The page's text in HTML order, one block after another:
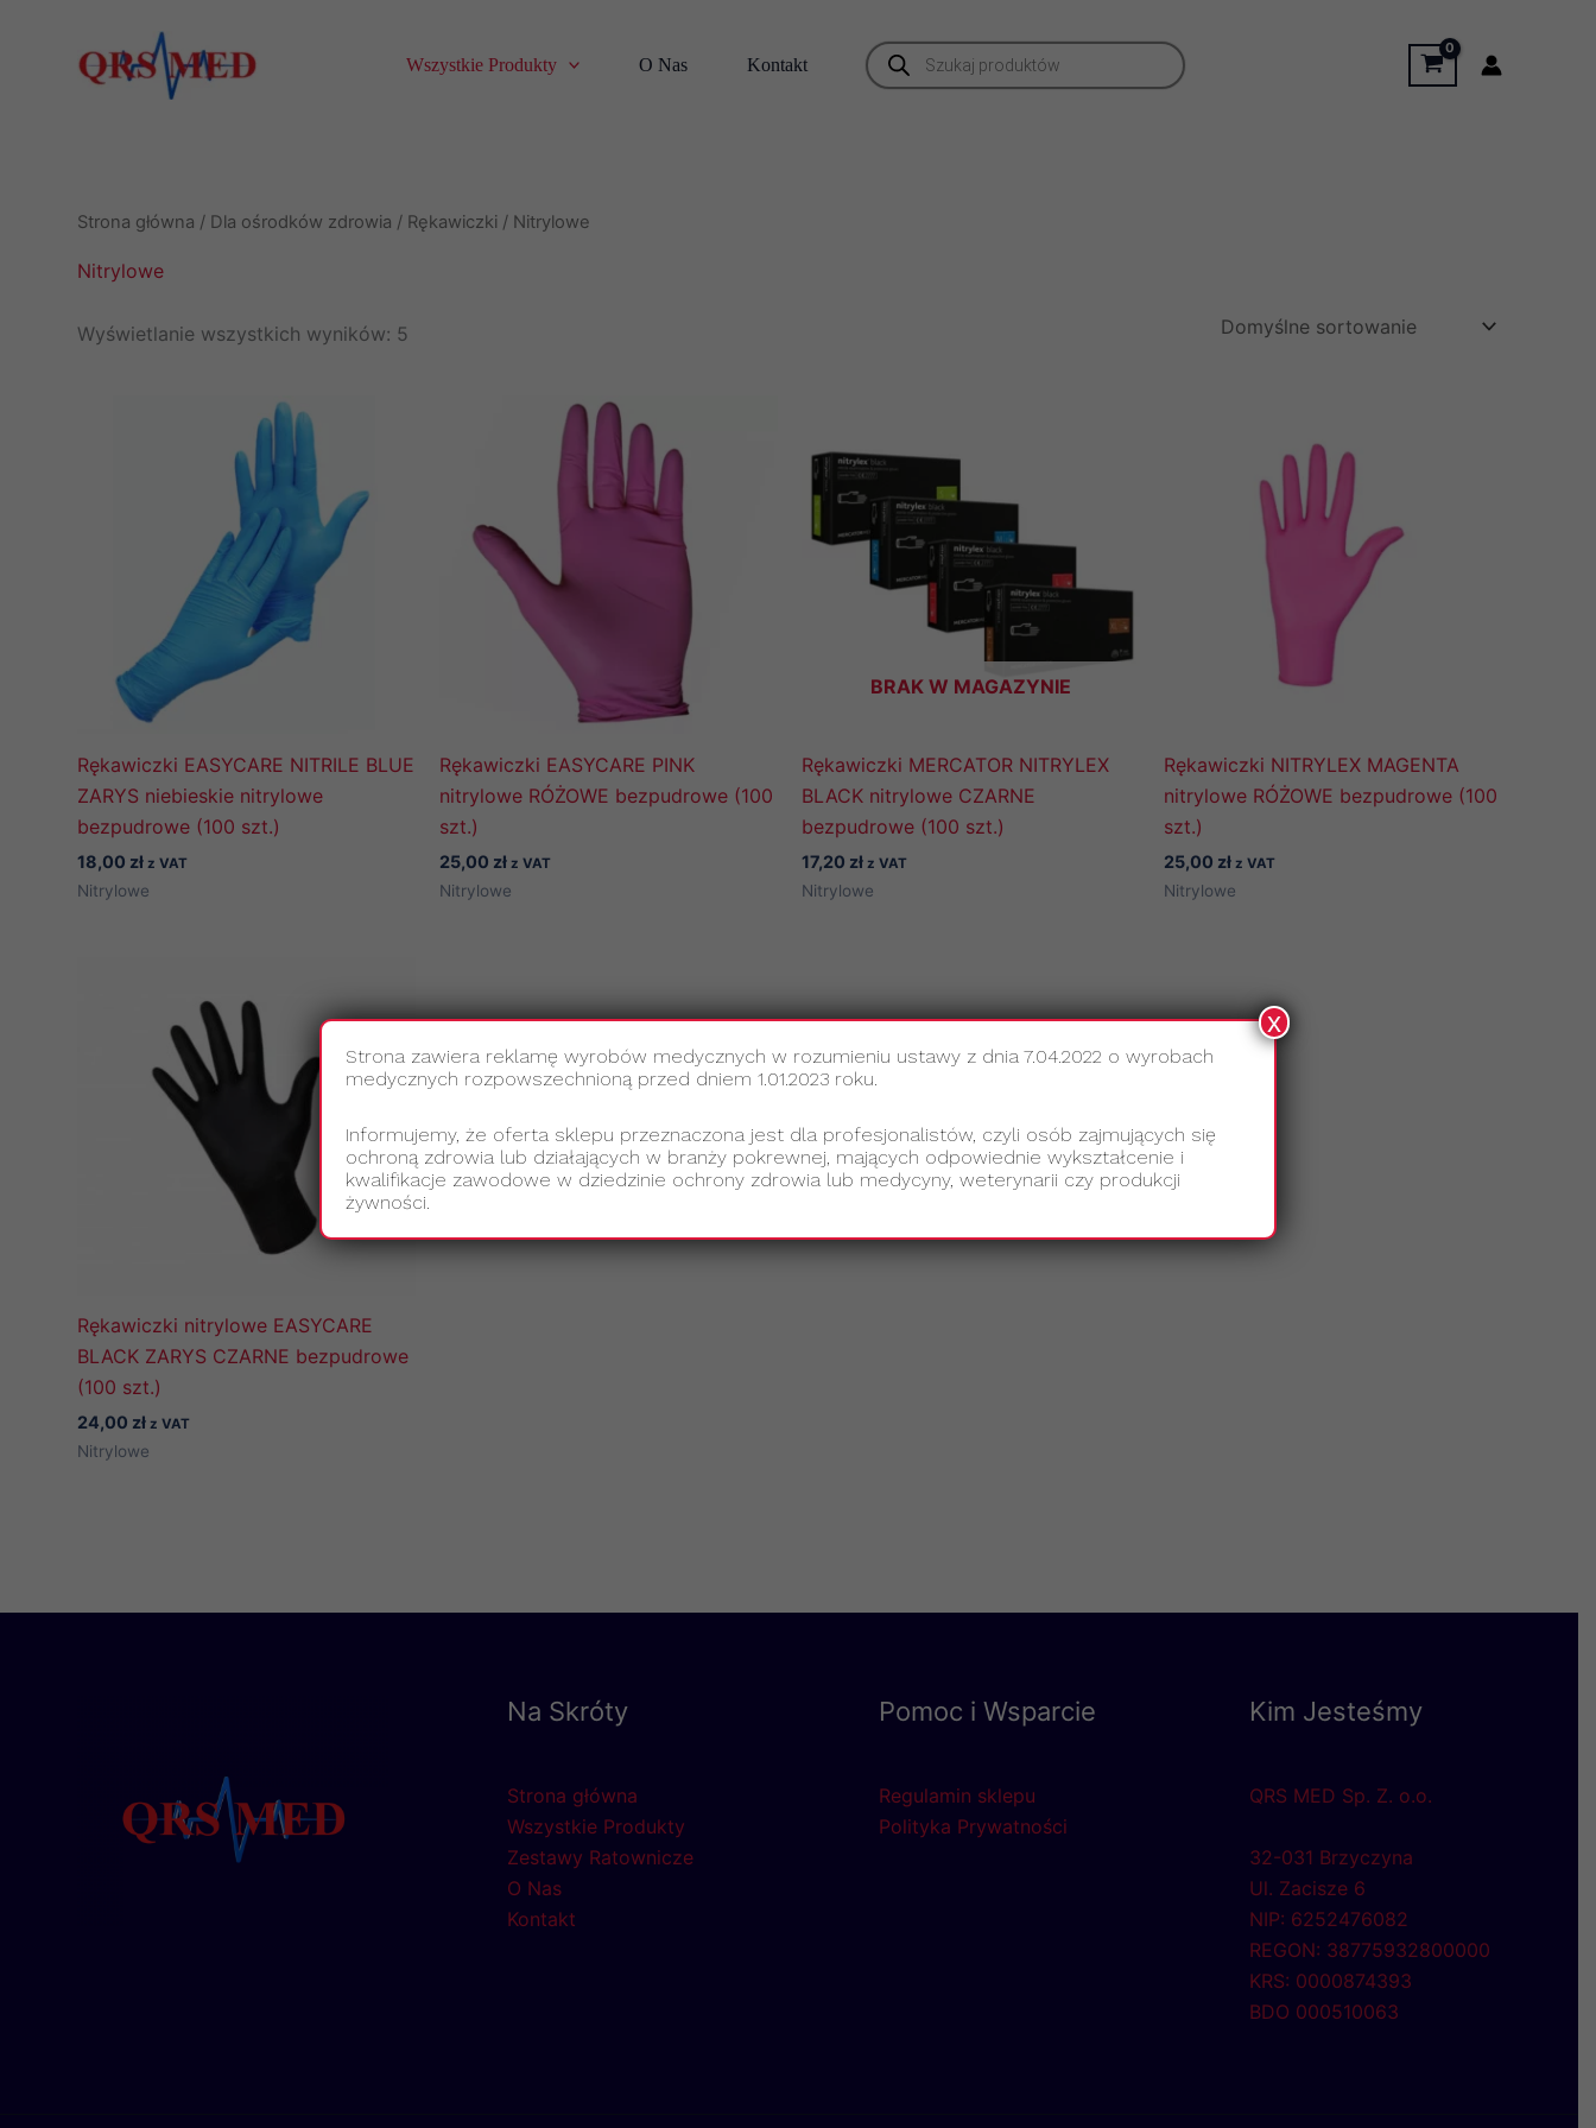
Wszystkie Produkty O Nas Kontakt
Wyszukiwarka
produktów
Strona główna / Dla ośrodków zdrowia / Rękawiczki/ Nitrylowe
Nitrylowe
Wyświetlanie wszystkich wyników: 5
Rękawiczki EASYCARE NITRILE BLUE
ZARYS niebieskie nitrylowe
bezpudrowe (100 szt.)
18,00 zł z VAT
Nitrylowe
Rękawiczki EASYCARE PINK
nitrylowe RÓŻOWE bezpudrowe (100
szt.)
25,00 zł z VAT
Nitrylowe
BRAK W MAGAZYNIE
Rękawiczki MERCATOR NITRYLEX
BLACK nitrylowe CZARNE
bezpudrowe (100 szt.)
17,20 zł z VAT
Nitrylowe
Rękawiczki NITRYLEX MAGENTA
nitrylowe RÓŻOWE bezpudrowe (100
szt.)
25,00 zł z VAT
Nitrylowe
Rękawiczki nitrylowe EASYCARE
BLACK ZARYS CZARNE bezpudrowe
(100 szt.)
24,00 zł z VAT
Nitrylowe
Na Skróty
Strona główna
Wszystkie Produkty
Zestawy Ratownicze
O Nas
Kontakt
Pomoc i Wsparcie
Regulamin sklepu
Polityka Prywatności
Kim Jesteśmy
QRS MED Sp. Z. o.o.
32-031 Brzyczyna
Ul. Zacisze 6
NIP: 6252476082
REGON: 38775932800000
KRS: 0000874393
BDO 000510063
Strona zawiera reklamę wyrobów medycznych w rozumieniu ustawy z dnia 7.04.2022 o wyrobach
medycznych rozpowszechnioną przed dniem 1.01.2023 roku.
Informujemy, że oferta sklepu przeznaczona jest dla profesjonalistów, czyli osób zajmujących się
ochroną zdrowia lub działających w branży pokrewnej, mających odpowiednie wykształcenie i
kwalifikacje zawodowe w dziedzinie ochrony zdrowia lub medycyny, weterynarii czy produkcji
żywności.
x